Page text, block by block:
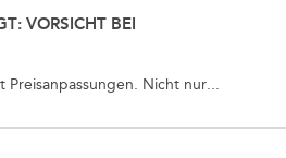
VORSICHT BEI
Nicht nur...